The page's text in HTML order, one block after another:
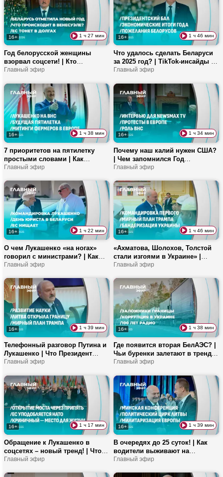
16+ 1 ч 27 мин
Год белорусской женщины
взорвал соцсети! | Кто
следующий после Венесуэлы? |
белорусов в 2026-м?
Главный эфир
16+ 1 ч 46 мин
Что удалось сделать Беларуси
за 2025 год? | TikTok-инсайды с
Новогоднего бала | Насколько
Идеи для подарков
Главный эфир
16+ 1 ч 38 мин
7 приоритетов на пятилетку
простыми словами | Как
встретили Лукашенко в Питере?
Беларусь»? | В какую сумму
обойдется новогодняя елка?
Главный эфир
16+ 1 ч 34 мин
Почему наш калий нужен США?
| Чем запомнился Год
благоустройства? | У
Рождество?
Главный эфир
16+ 1 ч 22 мин
О чем Лукашенко «на ногах»
говорил с министрами? | Как
убрать зависимость от
выращивает фундук?
Главный эфир
16+ 1 ч 46 мин
«Ахматова, Шолохов, Толстой
стали изгоями в Украине» |
Белорусские тракторы на полях
ВНС?
Главный эфир
16+ 1 ч 39 мин
Телефонный разговор Путина и
Лукашенко | Что Президент
пожелал новому директору
осенней хандры!
Главный эфир
16+ 1 ч 38 мин
Где появится вторая БелАЭС? |
Чьи буренки залетают в тренды
TikTok? | Прибалтику накрыли
Главный эфир
16+ 1 ч 17 мин
Обращение к Лукашенко в
соцсетях – новый тренд! | Что
изменилось для белорусов с
Главный эфир
16+ 1 ч 39 мин
В очередях до 25 суток! | Как
водители выживают на
границе? | Что такое деревня
Главный эфир